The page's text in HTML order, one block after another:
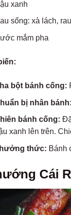
xanh
sống: xà lách,
mắm pha
bột bánh cống:
bị nhân bánh:
bánh cống:
xanh lên trên.
thức: Bánh
Cái